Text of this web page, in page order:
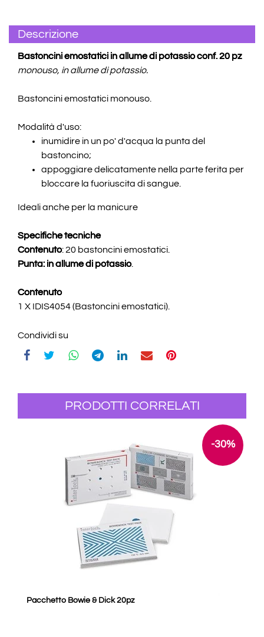
Descrizione
Bastoncini emostatici in allume di potassio conf. 20 pz
monouso, in allume di potassio.
Bastoncini emostatici monouso.
Modalità d'uso:
inumidire in un po' d'acqua la punta del
bastoncino;
appoggiare delicatamente nella parte ferita per
bloccare la fuoriuscita di sangue.
Ideali anche per la manicure
Specifiche tecniche
Contenuto: 20 bastoncini emostatici.
Punta: in allume di potassio.
Contenuto
1 X IDIS4054 (Bastoncini emostatici).
Condividi su
PRODOTTI CORRELATI
-30%
Pacchetto Bowie & Dick 20pz